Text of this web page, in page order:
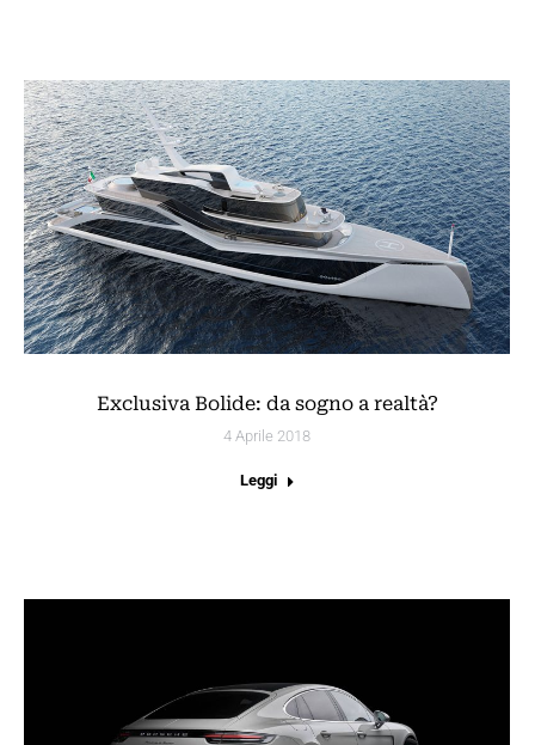
Exclusiva Bolide: da sogno a realtà?
4 Aprile 2018
Leggi